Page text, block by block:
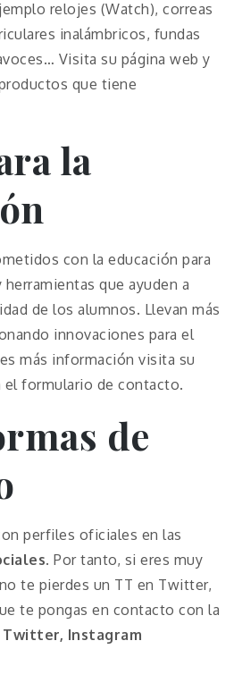
relojes (Watch), correas
inalámbricos, fundas
Visita su página web y
que tiene
la
con la educación para
que ayuden a
de los alumnos. Llevan más
innovaciones para el
más información visita su
el formulario de contacto.
de
perfiles oficiales en las
. Por tanto, si eres muy
te pierdes un TT en Twitter,
te pongas en contacto con la
Twitter, Instagram